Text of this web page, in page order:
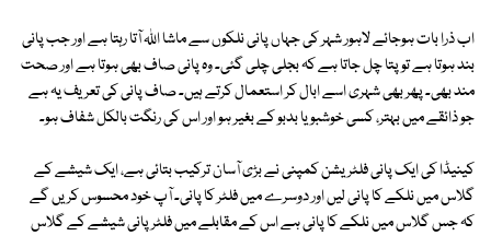
اب ذرا بات ہوجائے لاہور شہر کی جہاں پانی نلکوں سے ماشا اللہ آتا رہتا ہے اور جب پانی
بند ہوتا ہے تو پتا چل جاتا ہے کہ بجلی چلی گئی۔ وہ پانی صاف بھی ہوتا ہے اور صحت
مند بھی۔ پھر بھی شہری اسے ابال کر استعمال کرتے ہیں۔ صاف پانی کی تعریف یہ ہے
جو ذائقے میں بہتر، کسی خوشبو یا بدبو کے بغیر ہو اور اس کی رنگت بالکل شفاف ہو۔
کینیڈا کی ایک پانی فلٹریشن کمپنی نے بڑی آسان ترکیب بتائی ہے، ایک شیشے کے
گلاس میں نلکے کا پانی لیں اور دوسرے میں فلٹر کا پانی۔ آپ خود محسوس کریں گے
کہ جس گلاس میں نلکے کا پانی ہے اس کے مقابلے میں فلٹر پانی شیشے کے گلاس